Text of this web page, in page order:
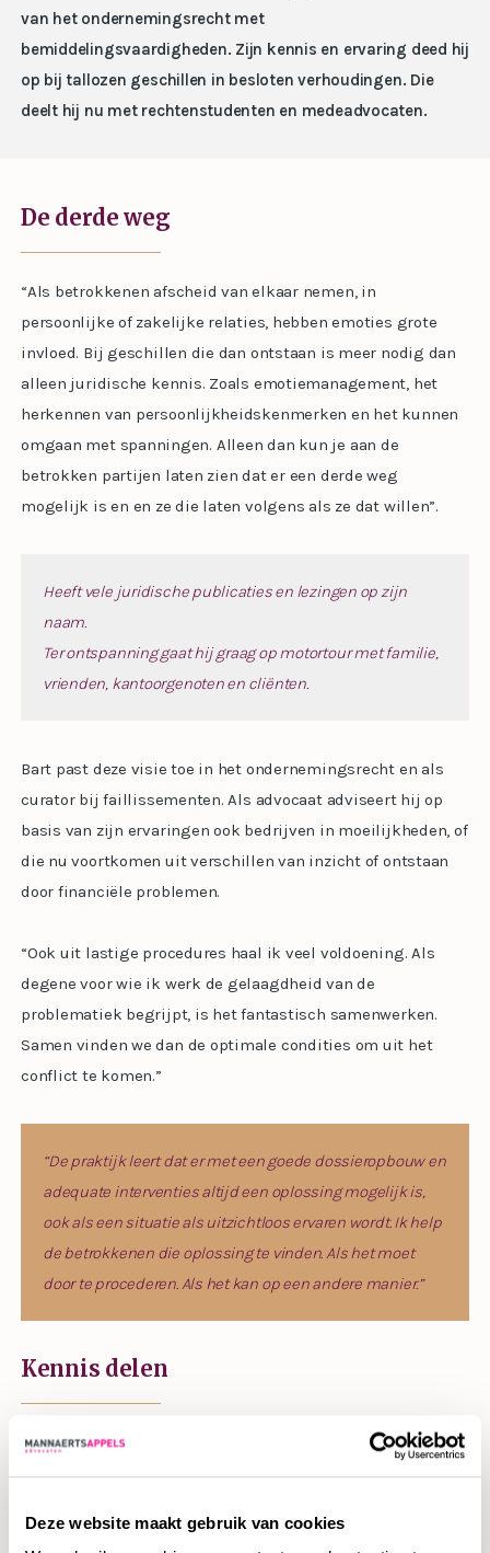
Deze website maakt gebruik van cookies
van het ondernemingsrecht met
bemiddelingsvaardigheden. Zijn kennis en ervaring deed hij
op bij tallozen geschillen in besloten verhoudingen. Die
deelt hij nu met rechtenstudenten en medeadvocaten.
De derde weg
“Als betrokkenen afscheid van elkaar nemen, in
persoonlijke of zakelijke relaties, hebben emoties grote
invloed. Bij geschillen die dan ontstaan is meer nodig dan
alleen juridische kennis. Zoals emotiemanagement, het
herkennen van persoonlijkheidskenmerken en het kunnen
omgaan met spanningen. Alleen dan kun je aan de
betrokken partijen laten zien dat er een derde weg
mogelijk is en en ze die laten volgens als ze dat willen”.
Heeft vele juridische publicaties en lezingen op zijn
naam.
Ter ontspanning gaat hij graag op motortour met familie,
vrienden, kantoorgenoten en cliënten.
Bart past deze visie toe in het ondernemingsrecht en als
curator bij faillissementen. Als advocaat adviseert hij op
basis van zijn ervaringen ook bedrijven in moeilijkheden, of
die nu voortkomen uit verschillen van inzicht of ontstaan
door financiële problemen.
“Ook uit lastige procedures haal ik veel voldoening. Als
degene voor wie ik werk de gelaagdheid van de
problematiek begrijpt, is het fantastisch samenwerken.
Samen vinden we dan de optimale condities om uit het
conflict te komen.”
“De praktijk leert dat er met een goede dossieropbouw en
adequate interventies altijd een oplossing mogelijk is,
ook als een situatie als uitzichtloos ervaren wordt. Ik help
de betrokkenen die oplossing te vinden. Als het moet
door te procederen. Als het kan op een andere manier.”
Kennis delen
“Het zit in mijn genen om te onderwijzen.” Bart komt uit
een onderwijsnest en deelt zijn kennis met plezier. “Ik
ondernemingsrechtelijke geschillenoplossing. Met onze